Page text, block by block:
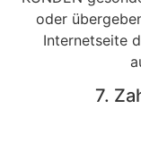
oder
Internetseite
7.